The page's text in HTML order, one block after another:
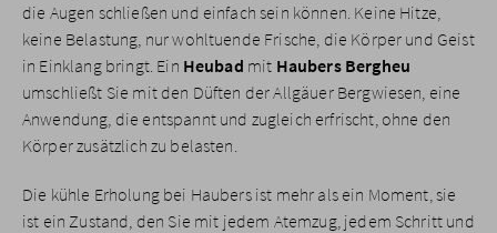
die Augen schließen und einfach sein können. Keine Hitze,
keine Belastung, nur wohltuende Frische, die Körper und Geist
in Einklang bringt. Ein Heubad mit Haubers Bergheu
umschließt Sie mit den Düften der Allgäuer Bergwiesen, eine
Anwendung, die entspannt und zugleich erfrischt, ohne den
Körper zusätzlich zu belasten.
Die kühle Erholung bei Haubers ist mehr als ein Moment, sie
ist ein Zustand, den Sie mit jedem Atemzug, jedem Schritt und